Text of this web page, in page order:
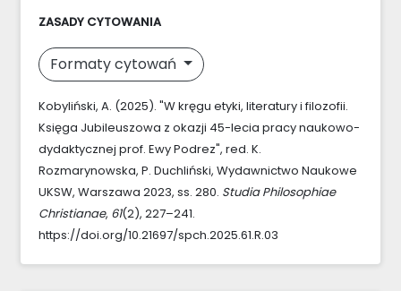
ZASADY CYTOWANIA
Formaty cytowań
Kobyliński, A. (2025). "W kręgu etyki, literatury i filozofii.
Księga Jubileuszowa z okazji 45-lecia pracy naukowo-
dydaktycznej prof. Ewy Podrez", red. K.
Rozmarynowska, P. Duchliński, Wydawnictwo Naukowe
UKSW, Warszawa 2023, ss. 280. Studia Philosophiae
Christianae, 61(2), 227–241.
https://doi.org/10.21697/spch.2025.61.R.03